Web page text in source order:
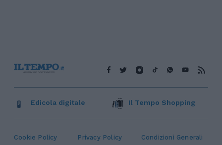
Cookie Policy Privacy Policy Condizioni Generali
Edicola digitale Il Tempo Shopping